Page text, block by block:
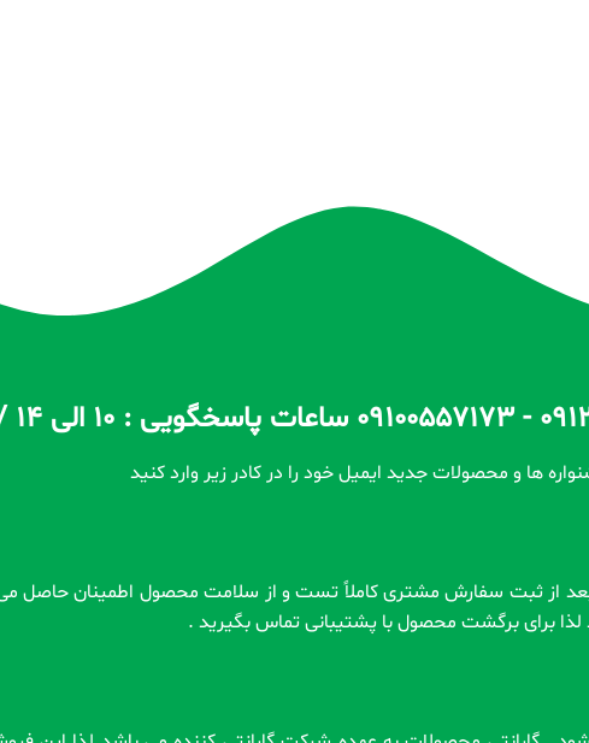
ها و محصولات جدید ایمیل خود را در کادر زیر وارد کنید
برای برگشت محصول با پشتیبانی تماس بگیرید .